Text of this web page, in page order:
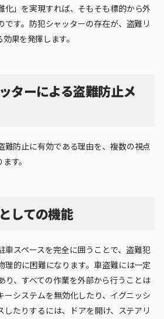
化」を実現すれば、そもそも標的から外
です。防犯シャッターの存在が、盗難リ
果を発揮します。
ターによる盗難防止メ
難防止に有効である理由を、複数の視点
す。
しての機能
車スペースを完全に囲うことで、盗難犯
理的に困難になります。車盗難には一定
り、すべての作業を外部から行うことは
ーシステムを無効化したり、イグニッシ
したりするには、ドアを開け、ステアリ